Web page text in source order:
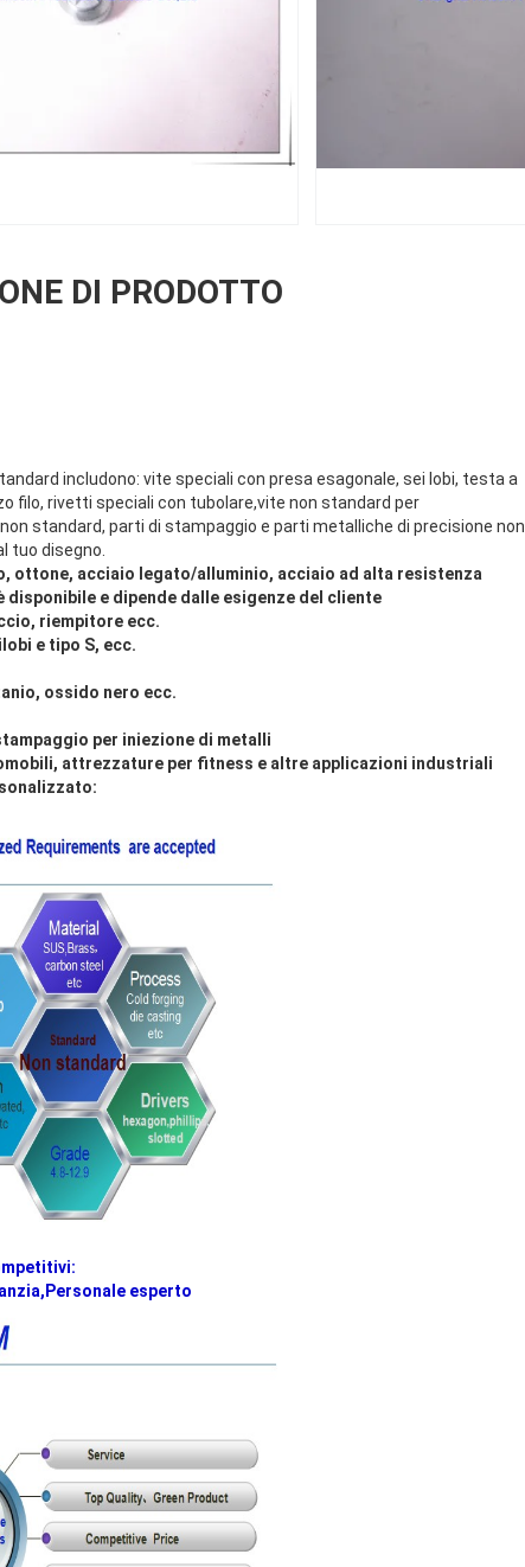
DI PRODOTTO
includono: vite speciali con presa esagonale, sei lobi, testa a
filo, rivetti speciali con tubolare,vite non standard per
standard, parti di stampaggio e parti metalliche di precisione non
tuo disegno.
ottone, acciaio legato/alluminio, acciaio ad alta resistenza
disponibile e dipende dalle esigenze del cliente
riempitore ecc.
e tipo S, ecc.
ossido nero ecc.
per iniezione di metalli
attrezzature per fitness e altre applicazioni industriali
esperto